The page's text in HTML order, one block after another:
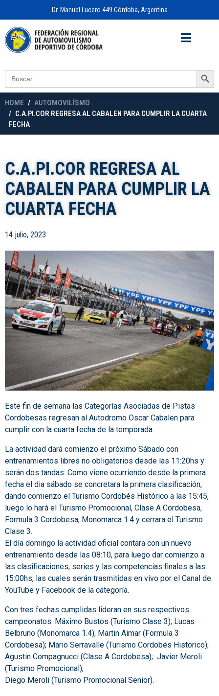
Dr. Manuel Lucero 449 Córdoba, Argentina
Search
for:
Search Button
HOME
AUTOMOVILÍSMO
C.A.PI.COR REGRESA AL CABALEN PARA CUMPLIR LA CUARTA
FECHA
C.A.PI.COR REGRESA AL
CABALEN PARA CUMPLIR LA
CUARTA FECHA
14 julio, 2023
Este fin de semana las Categorías Asociadas de Pistas
Cordobesas regresan al Autodromo Oscar Cabalen para
cumplir con la cuarta fecha de la temporada.
La actividad dará comienzo el próximo Sábado con
entrenamientos libres no obligatorios desde las 11:20hs y
serán dos tandas. Como viene ocurriendo desde la primera
fecha el dia sábado se concretara la primera clasificación,
dando comienzo el Turismo Cordobés Histórico a las 15:45,
luego lo hará el Turismo Promocional, Clase A Cordobesa,
Formula 3 Cordobesa, Monomarca 1.4 y cerrara el Turismo
Clase 3.
El día domingo la actividad oficial contara con un nuevo
entrenamiento desde las 08:10, para luego dar comienzo a
las clasificaciones, series y las competencias finales a las
15:00hs, las cuales serán trasmitidas en vivo por el Canal de
YouTube y Facebook de la categoría.
Con tres fechas cumplidas lideran en sus respectivos
campeonatos: Máximo Bustos (Turismo Clase 3); Lucas
Belbruno (Monomarca 1.4); Martin Aimar (Formula 3
Cordobesa); Mario Serravalle (Turismo Cordobés Histórico);
Agustin Compagnucci (Clase A Cordobesa); Javier Meroli
(Turismo Promocional);
Diego Meroli (Turismo Promocional Senior).